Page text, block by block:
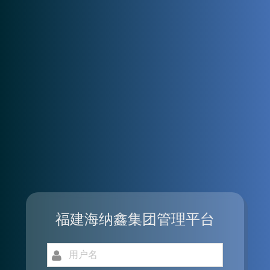
福建海纳鑫集团管理平台